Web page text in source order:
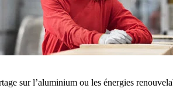
sur l’aluminium ou les énergies